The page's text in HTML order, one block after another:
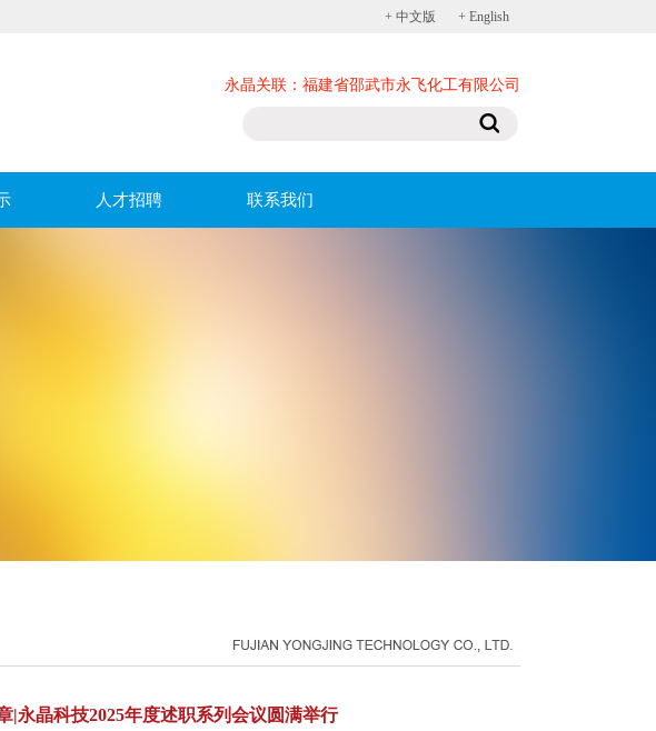
+ 中文版 + English
永晶关联： 福建省邵武市永飞化工有限公司
人才招聘 联系我们
|永晶科技2025年度述职系列会议圆满举行